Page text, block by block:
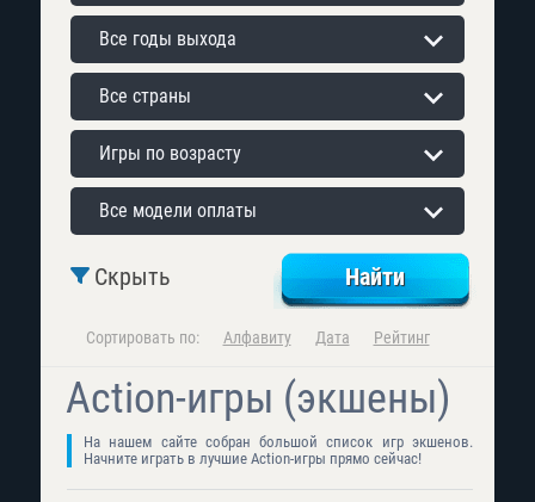
Все годы выхода
Все страны
Игры по возрасту
Все модели оплаты
Скрыть
Сортировать по: Алфавиту Дата Рейтинг
Action-игры (экшены)
На нашем сайте собран большой список игр экшенов.
Начните играть в лучшие Action-игры прямо сейчас!